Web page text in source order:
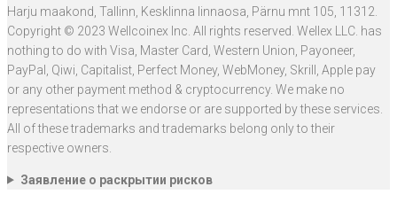
Harju maakond, Tallinn, Kesklinna linnaosa, Pärnu mnt 105, 11312.
Copyright © 2023 Wellcoinex Inc. All rights reserved. Wellex LLC. has
nothing to do with Visa, Master Card, Western Union, Payoneer,
PayPal, Qiwi, Capitalist, Perfect Money, WebMoney, Skrill, Apple pay
or any other payment method & cryptocurrency. We make no
representations that we endorse or are supported by these services.
All of these trademarks and trademarks belong only to their
respective owners.
Заявление о раскрытии рисков